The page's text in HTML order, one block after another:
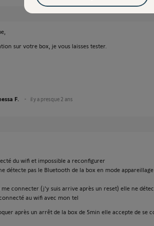
sur votre box, je vous laisses tester.
F. il y a presque 2 ans
du wifi et impossible a reconfigurer
détecte pas le Bluetooth de la box en mode
me connecter (j'y suis arrive après un reset) elle ne
au wifi avec mon tel
après un arrêt de la box de 5min elle accepte de se